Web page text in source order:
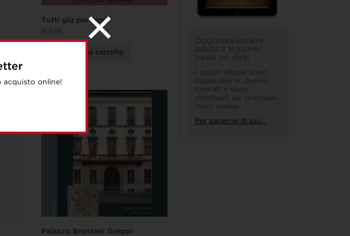
acquisto online!
Tutti giù per terra
15,00€
Aggiungi al carrello
Palazzo Brentani Greppi
Oggi puoi iniziare
subito a leggere:
basta un click!
I nostri eBook sono
disponibili in diversi
formati e sono
distribuiti sui principali
store online
Per saperne di più...